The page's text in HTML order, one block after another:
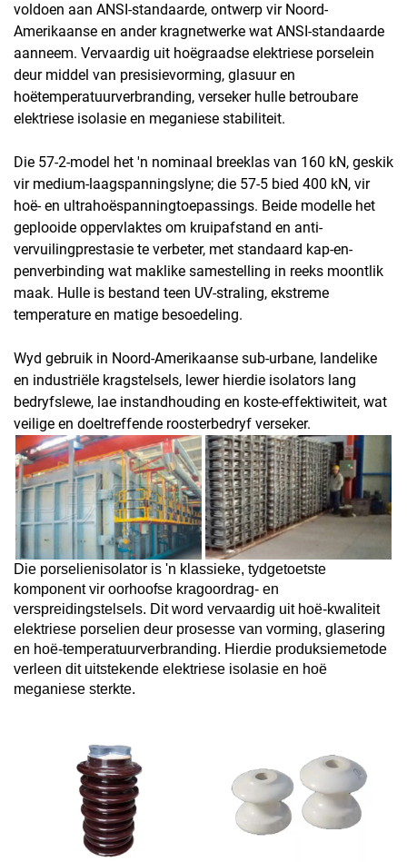
voldoen aan ANSI-standaarde, ontwerp vir Noord-
Amerikaanse en ander kragnetwerke wat ANSI-standaarde
aanneem. Vervaardig uit hoëgraadse elektriese porselein
deur middel van presisievorming, glasuur en
hoëtemperatuurverbranding, verseker hulle betroubare
elektriese isolasie en meganiese stabiliteit.
Die 57-2-model het 'n nominaal breeklas van 160 kN, geskik
vir medium-laagspanningslyne; die 57-5 bied 400 kN, vir
hoë- en ultrahoëspanningtoepassings. Beide modelle het
geplooide oppervlaktes om kruipafstand en anti-
vervuilingprestasie te verbeter, met standaard kap-en-
penverbinding wat maklike samestelling in reeks moontlik
maak. Hulle is bestand teen UV-straling, ekstreme
temperature en matige besoedeling.
Wyd gebruik in Noord-Amerikaanse sub-urbane, landelike
en industriële kragstelsels, lewer hierdie isolators lang
bedryfslewe, lae instandhouding en koste-effektiwiteit, wat
veilige en doeltreffende roosterbedryf verseker.
Die porselienisolator is 'n klassieke, tydgetoetste
komponent vir oorhoofse kragoordrag- en
verspreidingstelsels. Dit word vervaardig uit hoë-kwaliteit
elektriese porselien deur prosesse van vorming, glasering
en hoë-temperatuurverbranding. Hierdie produksiemetode
verleen dit uitstekende elektriese isolasie en hoë
meganiese sterkte.